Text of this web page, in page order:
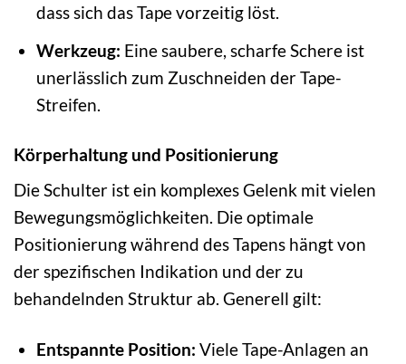
dass sich das Tape vorzeitig löst.
Werkzeug: Eine saubere, scharfe Schere ist
unerlässlich zum Zuschneiden der Tape-
Streifen.
Körperhaltung und Positionierung
Die Schulter ist ein komplexes Gelenk mit vielen
Bewegungsmöglichkeiten. Die optimale
Positionierung während des Tapens hängt von
der spezifischen Indikation und der zu
behandelnden Struktur ab. Generell gilt:
Entspannte Position: Viele Tape-Anlagen an